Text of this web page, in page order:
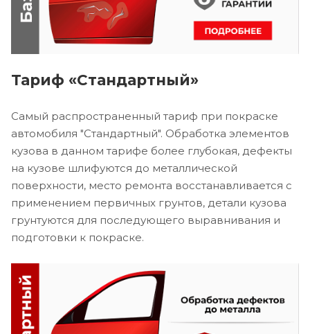
Тариф «Стандартный»
Самый распространенный тариф при покраске
автомобиля "Стандартный". Обработка элементов
кузова в данном тарифе более глубокая, дефекты
на кузове шлифуются до металлической
поверхности, место ремонта восстанавливается с
применением первичных грунтов, детали кузова
грунтуются для последующего выравнивания и
подготовки к покраске.